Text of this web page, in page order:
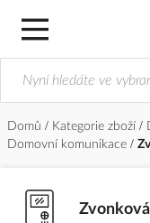
Domů Kategorie zboží
Domovní komunikace